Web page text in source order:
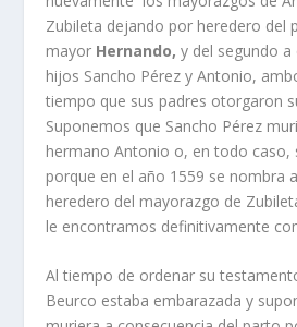
Zubileta dejando por heredero del
mayor Hernando,y del segundo a
hijos Sancho Pérez y Antonio,
tiempo que sus padres otorgaron
Suponemos que Sancho Pérez
hermano Antonio o, en todo caso,
porque en el año 1559 se nombra
heredero del mayorazgo de
le encontramos definitivamente
Al tiempo de ordenar su
Beurco estaba embarazada y